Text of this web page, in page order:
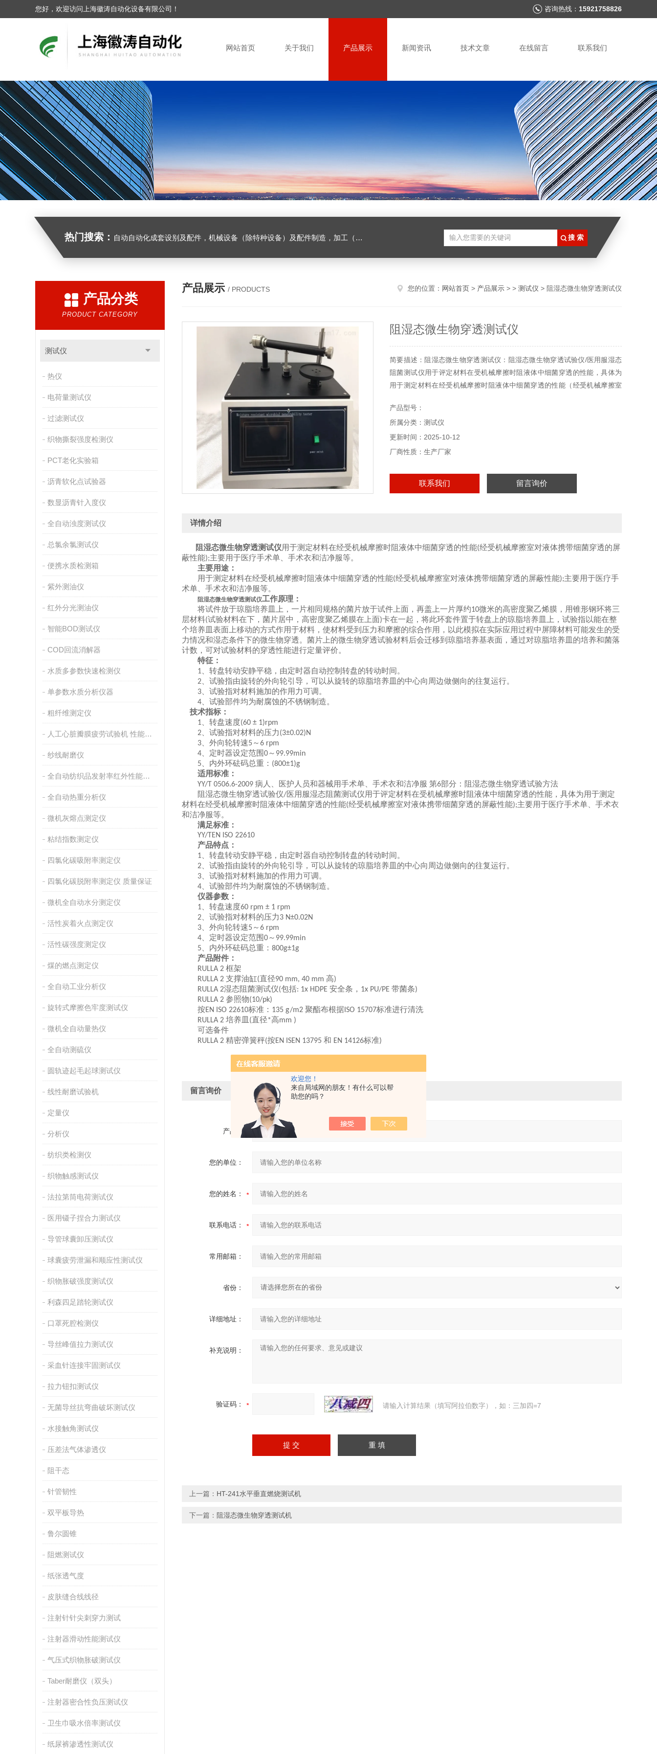
欢迎您！
来自局域网的朋友！有什么可以帮
助您的吗？
您好，欢迎访问上海徽涛自动化设备有限公司！ 咨询热线： 15921758826
网站首页 关于我们 产品展示 新闻资讯 技术文章 在线留言 联系我们
热门搜索： 自动自动化成套设别及配件，机械设备（除特种设备）及配件制造，加工（以上限分支机构经营），设计，批发，零售，模具，五金制品，工具加工（限分支机构经营），设计，批发，零售。五金交电，金属材料，金属制品，不锈钢制品，建筑材料，钢材，橡塑制品，环保设备，润滑剂，汽车配件，摩托车配件的批发，零售。（企业经营涉及行政许可的，凭许可证件经营）化成套设别及配件，机械设备（除特种设备）及配件制造，加工（以上限分支机构经营），设计，批发，零售，模具，五金制品，工具加工（限分支机构经营），设计，批发，零售。五金交电，金属材料，金属制品，不锈钢制品，建筑材料，钢材，橡塑制品，环保设备，润滑剂，汽车配件，摩托车配件的批发，零售。（企业经营涉及行政许可的，凭许可证件经营）
产品分类
PRODUCT CATEGORY
测试仪
热仪
电荷量测试仪
过滤测试仪
织物撕裂强度检测仪
PCT老化实验箱
沥青软化点试验器
数显沥青针入度仪
全自动浊度测试仪
总氯余氯测试仪
便携水质检测箱
紫外测油仪
红外分光测油仪
智能BOD测试仪
COD回流消解器
水质多参数快速检测仪
单参数水质分析仪器
粗纤维测定仪
人工心脏瓣膜疲劳试验机 性能稳定
纱线耐磨仪
全自动纺织品发射率红外性能分析
全自动热重分析仪
微机灰熔点测定仪
粘结指数测定仪
四氯化碳吸附率测定仪
四氯化碳脱附率测定仪 质量保证
微机全自动水分测定仪
活性炭着火点测定仪
活性碳强度测定仪
煤的燃点测定仪
全自动工业分析仪
旋转式摩擦色牢度测试仪
微机全自动量热仪
全自动测硫仪
圆轨迹起毛起球测试仪
线性耐磨试验机
定量仪
分析仪
纺织类检测仪
织物触感测试仪
法拉第筒电荷测试仪
医用镊子捏合力测试仪
导管球囊卸压测试仪
球囊疲劳泄漏和顺应性测试仪
织物胀破强度测试仪
利森四足踏轮测试仪
口罩死腔检测仪
导丝峰值拉力测试仪
采血针连接牢固测试仪
拉力钮扣测试仪
无菌导丝抗弯曲破坏测试仪
水接触角测试仪
压差法气体渗透仪
阻干态
针管韧性
双平板导热
鲁尔圆锥
阻燃测试仪
纸张透气度
皮肤缝合线线径
注射针针尖刺穿力测试
注射器滑动性能测试仪
气压式织物胀破测试仪
Taber耐磨仪（双头）
注射器密合性负压测试仪
卫生巾吸水倍率测试仪
纸尿裤渗透性测试仪
产品展示 / PRODUCTS 您的位置： 网站首页 > 产品展示 > > 测试仪 > 阻湿态微生物穿透测试仪
阻湿态微生物穿透测试仪
简要描述：阻湿态微生物穿透测试仪：阻湿态微生物穿透试验仪/医用服湿态
阻菌测试仪用于评定材料在受机械摩擦时阻液体中细菌穿透的性能，具体为
用于测定材料在经受机械摩擦时阻液体中细菌穿透的性能（经受机械摩擦室
等。
产品型号：
所属分类：测试仪
更新时间：2025-10-12
厂商性质：生产厂家
联系我们 留言询价
详情介绍
阻湿态微生物穿透测试仪用于测定材料在经受机械摩擦时阻液体中细菌穿透的性能(经受机械摩擦室对液体携带细菌穿透的屏
蔽性能);主要用于医疗手术单、手术衣和洁净服等。
主要用途：
用于测定材料在经受机械摩擦时阻液体中细菌穿透的性能(经受机械摩擦室对液体携带细菌穿透的屏蔽性能);主要用于医疗手
术单、手术衣和洁净服等。
阻湿态微生物穿透测试仪工作原理：
将试件放于琼脂培养皿上，一片相同规格的菌片放于试件上面，再盖上一片厚约10微米的高密度聚乙烯膜，用锥形钢环将三
层材料(试验材料在下，菌片居中，高密度聚乙烯膜在 上面)卡在一起，将此环套件置于转盘上的琼脂培养皿上，试验指以能在整
个培养皿表面上移动的方式作用于材料，使材料受到压力和摩擦的综合作用，以此模拟在实际应用过程中屏障材料可能发生的受
力情况和湿态条件下的微生物穿透。菌片上的微生物穿透试验材料后会迁移到琼脂培养基表面，通过对琼脂培养皿的培养和菌落
计数，可对试验材料的穿透性能进行定量评价。
特征：
1 、转盘转动安静平稳，由定时器自动控制转盘的转动时间。
2 、试验指由旋转的外向轮引导，可以从旋转的琼脂培养皿的中心向周边做侧向的往复运行。
3 、试验指对材料施加的作用力可调。
4 、试验部件均为耐腐蚀的不锈钢制造。
技术指标：
1 、转盘速度(60 ± 1)rpm
2 、试验指对材料的压力(3±0.02)N
3 、外向轮转速5 ～6 rpm
4 、定时器设定范围0～ 99.99min
5 、内外环砝码总重： (800±1)g
适用标准：
YY/T 0506.6-2009 病人、医护人员和器械用手术单、手术衣和洁净服 第6部分：阻湿态微生物穿透试验方法
阻湿态微生物穿透试验仪/医用服湿态阻菌测试仪用于评定材料在受机械摩擦时阻液体中细菌穿透的性能，具体为用于测定
材料在经受机械摩擦时阻液体中细菌穿透的性能(经受机械摩擦室对液体携带细菌穿透的屏蔽性能);主要用于医疗手术单、手术衣
和洁净服等。
满足标准：
YY/TEN ISO 22610
产品特点：
1 、转盘转动安静平稳，由定时器自动控制转盘的转动时间。
2 、试验指由旋转的外向轮引导，可以从旋转的琼脂培养皿的中心向周边做侧向的往复运行。
3 、试验指对材料施加的作用力可调。
4 、试验部件均为耐腐蚀的不锈钢制造。
仪器参数：
1 、转盘速度60 rpm ± 1 rpm
2 、试验指对材料的压力3 N±0.02N
3 、外向轮转速5 ～6 rpm
4 、定时器设定范围0～ 99.99min
5 、内外环砝码总重： 800g±1g
产品附件：
RULLA 2 框架
RULLA 2 支撑油缸(直径90 mm, 40 mm 高)
RULLA 2湿态阻菌测试仪(包括: 1x HDPE 安全条， 1x PU/PE 带菌条)
RULLA 2 参照物(10/pk)
按EN ISO 22610标准： 135 g/m2 聚酯布根据 ISO 15707标准进行清洗
RULLA 2 培养皿 (直径*高mm )
可选备件
RULLA 2 精密弹簧秤(按EN ISEN 13795 和 EN 14126标准)
留言询价
产品：
您的单位：
您的姓名：
联系电话：
常用邮箱：
省份：
详细地址：
补充说明：
验证码： 请输入计算结果（填写阿拉伯数字），如：三加四=7
上一篇： HT-241水平垂直燃烧测试机
下一篇： 阻湿态微生物穿透测试机